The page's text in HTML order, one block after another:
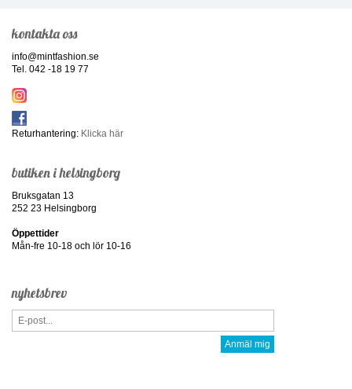
kontakta oss
info@mintfashion.se
Tel. 042 -18 19 77
Returhantering: Klicka här
butiken i helsingborg
Bruksgatan 13
252 23 Helsingborg
Öppettider
Mån-fre 10-18 och lör 10-16
nyhetsbrev
Anmäl mig